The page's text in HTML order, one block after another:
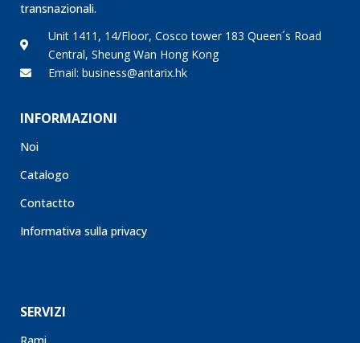
transnazionali.
Unit 1411, 14/Floor, Cosco tower 183 Queen´s Road
Central, Sheung Wan Hong Kong
Email: business@antarix.hk
INFORMAZIONI
Noi
Catalogo
Contactto
Informativa sulla privacy
SERVIZI